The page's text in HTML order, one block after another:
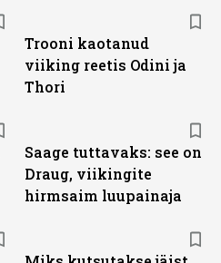
Trooni kaotanud
viiking reetis Odini ja
Thori
Saage tuttavaks: see on
Draug, viikingite
hirmsaim luupainaja